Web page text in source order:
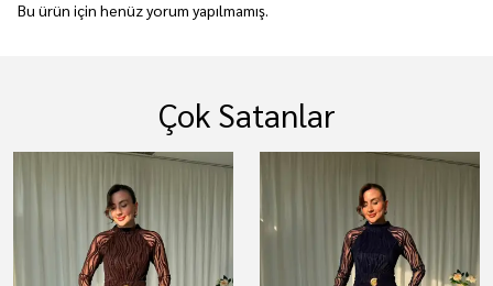
Bu ürün için henüz yorum yapılmamış.
Çok Satanlar